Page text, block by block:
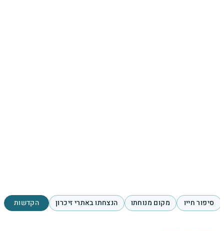
סיפור חייו מקום מנוחתו הנצחתו באתרי זיכרון הקדשות